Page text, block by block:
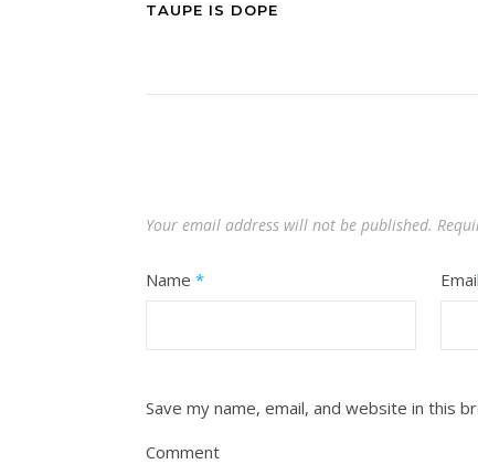
TAUPE IS DOPE
Your email address will not be published.
Name * Email
Save my name, email, and website in this
Comment